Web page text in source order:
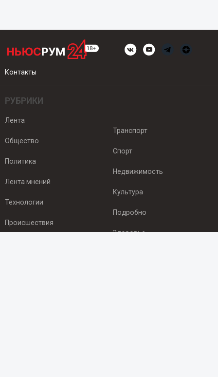
Контакты
РУБРИКИ
Лента
Общество
Политика
Лента мнений
Технологии
Происшествия
Транспорт
Спорт
Недвижимость
Культура
Подробно
Здоровье